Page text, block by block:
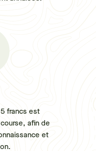
francs est
afin de
et